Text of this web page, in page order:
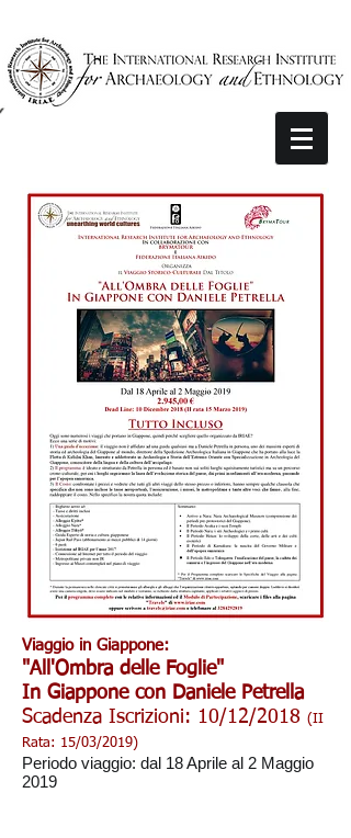
Viaggio in Giappone:
"All'Ombra delle Foglie"
In Giappone con Daniele Petrella
Scadenza Iscrizioni: 10/12/2018 (II
Rata: 15/03/2019)
Periodo viaggio: dal 18 Aprile al 2 Maggio
2019